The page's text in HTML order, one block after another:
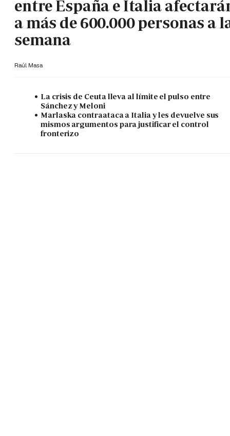
entre España e Italia
a más de 600.000 personas a
semana
Raúl Masa
La crisis de Ceuta lleva al límite el pulso entre
Sánchez y Meloni
Marlaska contraataca a Italia y les devuelve sus
mismos argumentos para justificar el control
fronterizo